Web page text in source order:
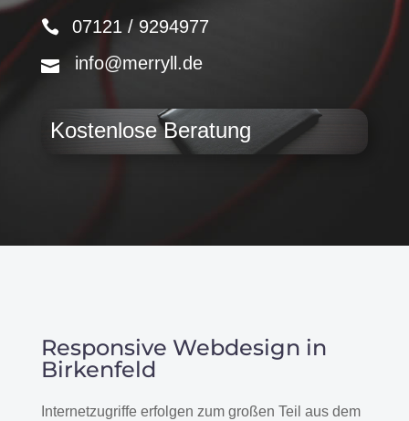
07121 / 9294977
info@merryll.de
Kostenlose Beratung
Responsive Webdesign in
Birkenfeld
Internetzugriffe erfolgen zum großen Teil aus dem